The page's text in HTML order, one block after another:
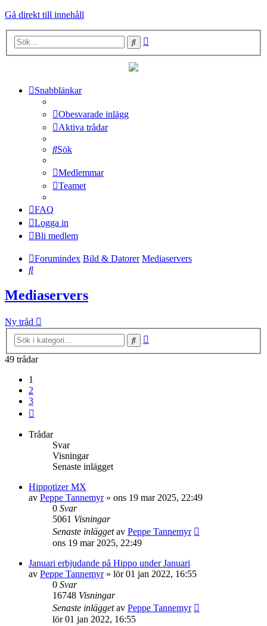
Gå direkt till innehåll
Sök
Snabblänkar
Obesvarade inlägg
Aktiva trådar
Sök
Medlemmar
Teamet
FAQ
Logga in
Bli medlem
Forumindex Bild & Datorer Mediaservers
Sök
Mediaservers
Ny tråd
Sök
49 trådar
1
2
3
Trådar
Svar
Visningar
Senaste inlägget
Hippotizer MX
av Peppe Tannemyr» ons 19 mar 2025, 22:49
0 Svar
5061 Visningar
Senaste inläggetav Peppe Tannemyr
ons 19 mar 2025, 22:49
Januari erbjudande på Hippo under Januari
av Peppe Tannemyr» lör 01 jan 2022, 16:55
0 Svar
16748 Visningar
Senaste inläggetav Peppe Tannemyr
lör 01 jan 2022, 16:55